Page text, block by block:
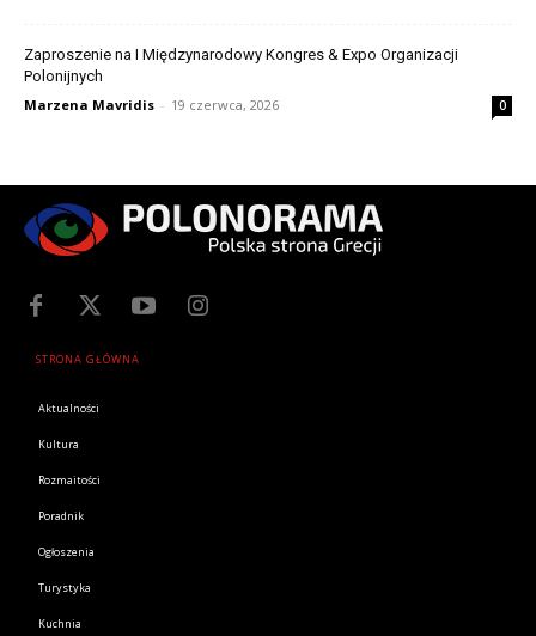
Zaproszenie na I Międzynarodowy Kongres & Expo Organizacji
Polonijnych
Marzena Mavridis - 19 czerwca, 2026 0
STRONA GŁÓWNA
Aktualności
Kultura
Rozmaitości
Poradnik
Ogłoszenia
Turystyka
Kuchnia